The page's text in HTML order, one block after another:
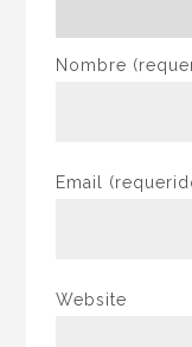
Nombre
Email
Website